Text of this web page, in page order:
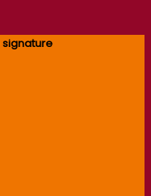
signature